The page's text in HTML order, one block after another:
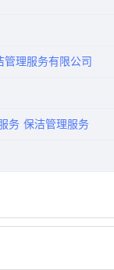
管理服务有限公司
务 保洁管理服务